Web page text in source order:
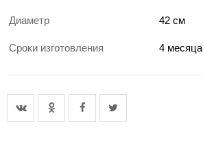
Диаметр 42 см
Сроки изготовления 4 месяца